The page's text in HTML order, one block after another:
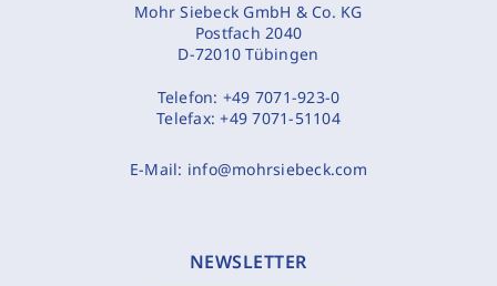
Mohr Siebeck GmbH & Co. KG
Postfach 2040
D-72010 Tübingen
Telefon: +49 7071-923-0
Telefax:+49 7071-51104
E-Mail: info@mohrsiebeck.com
NEWSLETTER